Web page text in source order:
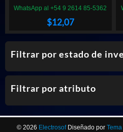
Filtrar por estado de
Filtrar por atributo
CABLE UTP HASTA 20M
$12,07
WhatsApp al +54 9 2614 85-5362
© 2026 Electrosof Diseñado por